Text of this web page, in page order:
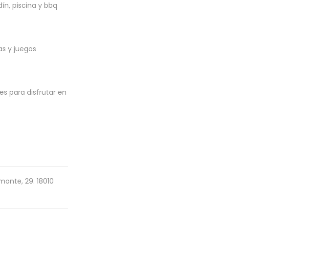
piscina y bbq
y juegos
para disfrutar en
29. 18010